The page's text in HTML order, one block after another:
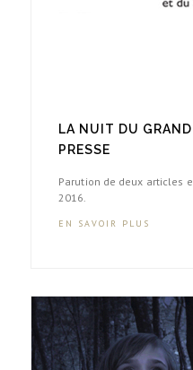
LA NUIT DU
PRESSE
Parution de deux articles
2016.
EN SAVOIR PLUS